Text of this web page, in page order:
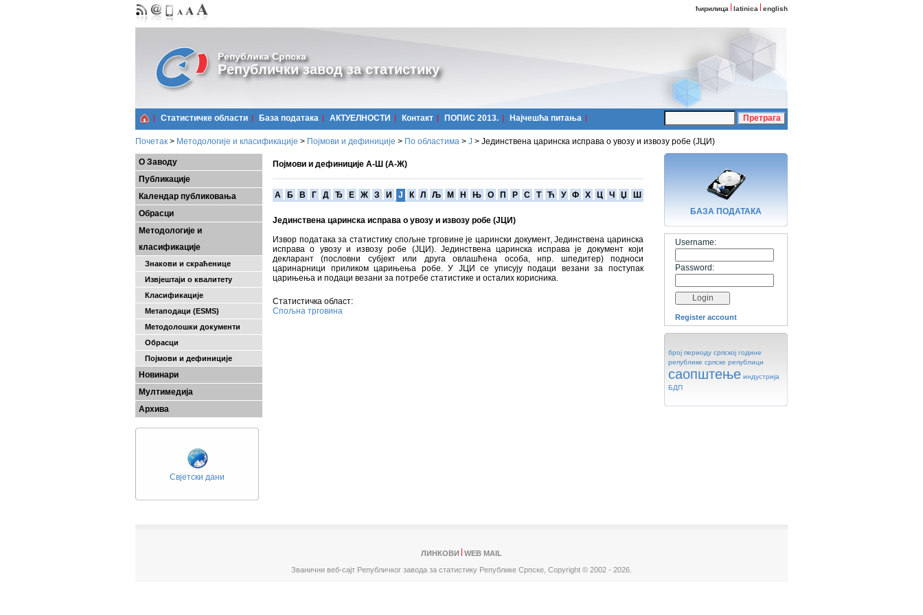
ћирилица latinica english
Република Српска
Републички завод за статистику
Статистичке области Базa података АКТУЕЛНОСТИ Контакт ПОПИС 2013. Најчешћa питања
Почетак > Методологије и класификације > Појмови и дефиниције > По областима > Ј > Јединствена царинска исправа о увозу и извозу робе (ЈЦИ)
О Заводу
Публикације
Календар публиковања
Обрасци
Методологије и
класификације
Знакови и скраћенице
Извјештаји о квалитету
Класификације
Метаподаци (ESMS)
Методолошки документи
Обрасци
Појмови и дефиниције
Новинари
Мултимедија
Архива
Свјетски дани
Појмови и дефиниције А-Ш (А-Ж)
A Б В Г Д Ђ Е Ж З И Ј К Л Љ М Н Њ О П Р С Т Ћ У Ф Х Ц Ч Џ Ш
Јединствена царинска исправа о увозу и извозу робе (ЈЦИ)
Извор података за статистику спољне трговине је царински документ, Јединствена царинска
исправа о увозу и извозу робе (ЈЦИ). Јединствена царинска исправа је документ који
декларант (пословни субјект или друга овлашћена особа, нпр. шпедитер) подноси
царинарници приликом царињења робе. У ЈЦИ се уписују подаци везани за поступак
царињења и подаци везани за потребе статистике и осталих корисника.
Статистичка област:
Спољна трговина
БАЗA ПОДАТАКА
Username:
Password:
Register account
број периоду српској године
републике српске републици
саопштење индустрија
БДП
ЛИНКОВИ
WEB MAIL
Званични веб-сајт Републичког завода за статистику Републике Српске, Copyright © 2002 - 2026.